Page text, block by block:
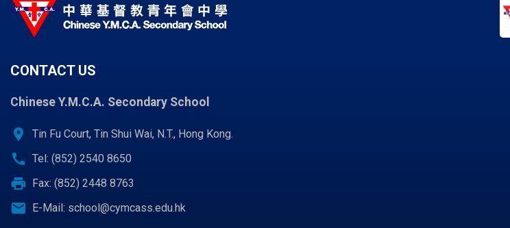
CONTACT US
Chinese Y.M.C.A. Secondary School
location_on Tin Fu Court, Tin Shui Wai, N.T., Hong Kong.
call Tel: (852) 2540 8650
print Fax: (852) 2448 8763
email E-Mail: school@cymcass.edu.hk